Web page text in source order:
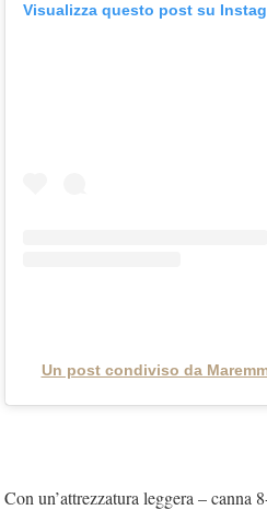
Visualizza questo post su
Un post condiviso da
Con un’attrezzatura leggera – canna